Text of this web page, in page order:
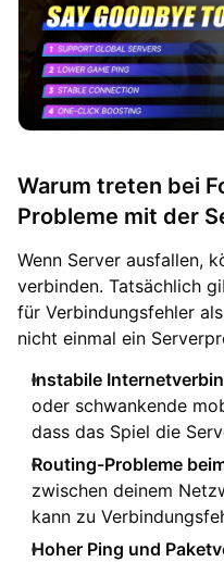
Warum treten bei
Probleme mit der
Wenn Server ausfallen,
verbinden. Tatsächlich
für Verbindungsfehler
nicht einmal ein
Instabile
oder schwankende
dass das Spiel die
Routing-Probleme
zwischen deinem
kann zu
Hoher Ping und